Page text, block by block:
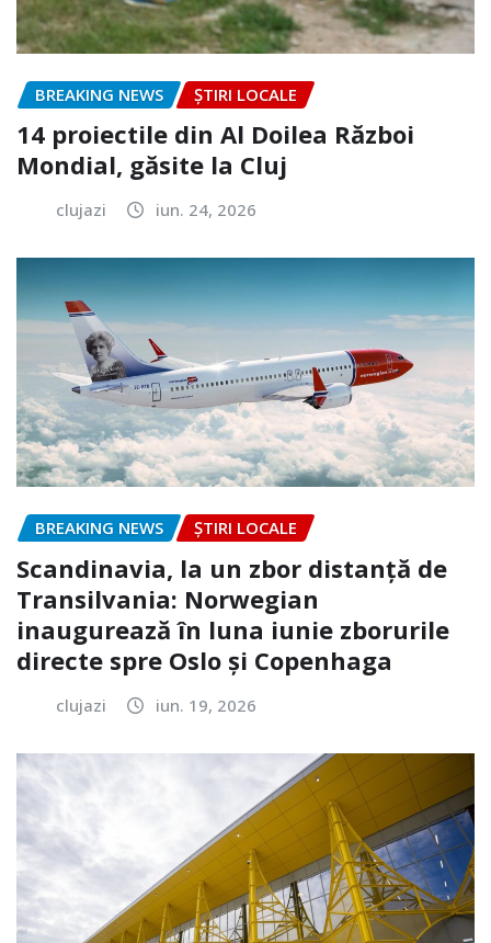
BREAKING NEWS ȘTIRI LOCALE
14 proiectile din Al Doilea Război
Mondial, găsite la Cluj
clujazi iun. 24, 2026
BREAKING NEWS ȘTIRI LOCALE
Scandinavia, la un zbor distanță de
Transilvania: Norwegian
inaugurează în luna iunie zborurile
directe spre Oslo și Copenhaga
clujazi iun. 19, 2026